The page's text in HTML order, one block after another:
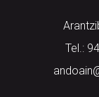
Tel.: